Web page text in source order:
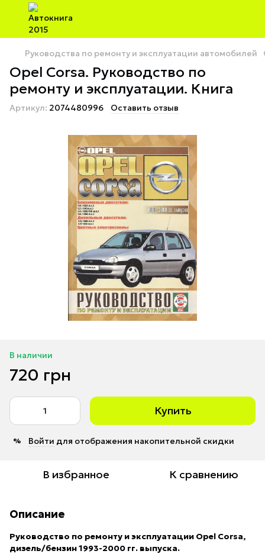
Руководства по ремонту и эксплуатации автомобилей
Opel Corsa. Руководство по
ремонту и эксплуатации. Книга
Артикул: 2074480996 Оставить отзыв
В наличии
720 грн
Купить
% Войти для отображения накопительной скидки
В избранное К сравнению
Описание
Руководство по ремонту и эксплуатации Opel Corsa,
дизель/бензин 1993-2000 гг. выпуска.